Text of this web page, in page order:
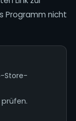
Programm nicht
Store-
prüfen.